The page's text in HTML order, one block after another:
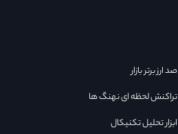
صد ارز برتر بازار
تراکنش لحظه ای نهنگ ها
ابزار تحلیل تکنیکال